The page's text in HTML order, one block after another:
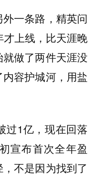
一条路，精英问
上线，比天涯晚
做了两件天涯没
容护城河，用盐
过1亿，现在回落
宣布首次全年盈
不是因为找到了